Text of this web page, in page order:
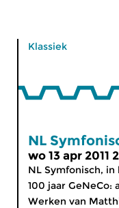
Klassiek
NL
wo 13 apr 2011
NL Symfonisch, in
100 jaar GeNeCo:
Werken van